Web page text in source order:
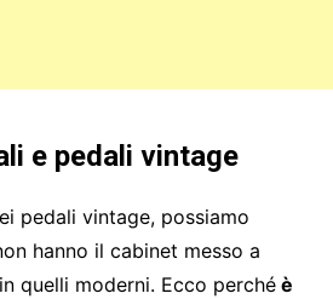
e pedali vintage
pedali vintage, possiamo
hanno il cabinet messo a
quelli moderni. Ecco perchéè